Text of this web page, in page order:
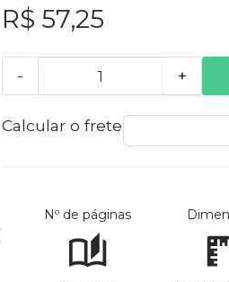
R$ 57,25
- +
Calcular o frete
Nº de páginas